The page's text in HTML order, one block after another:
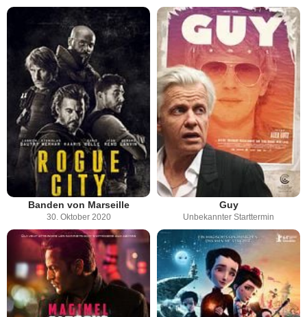
Banden von Marseille
30. Oktober 2020
Guy
Unbekannter Starttermin